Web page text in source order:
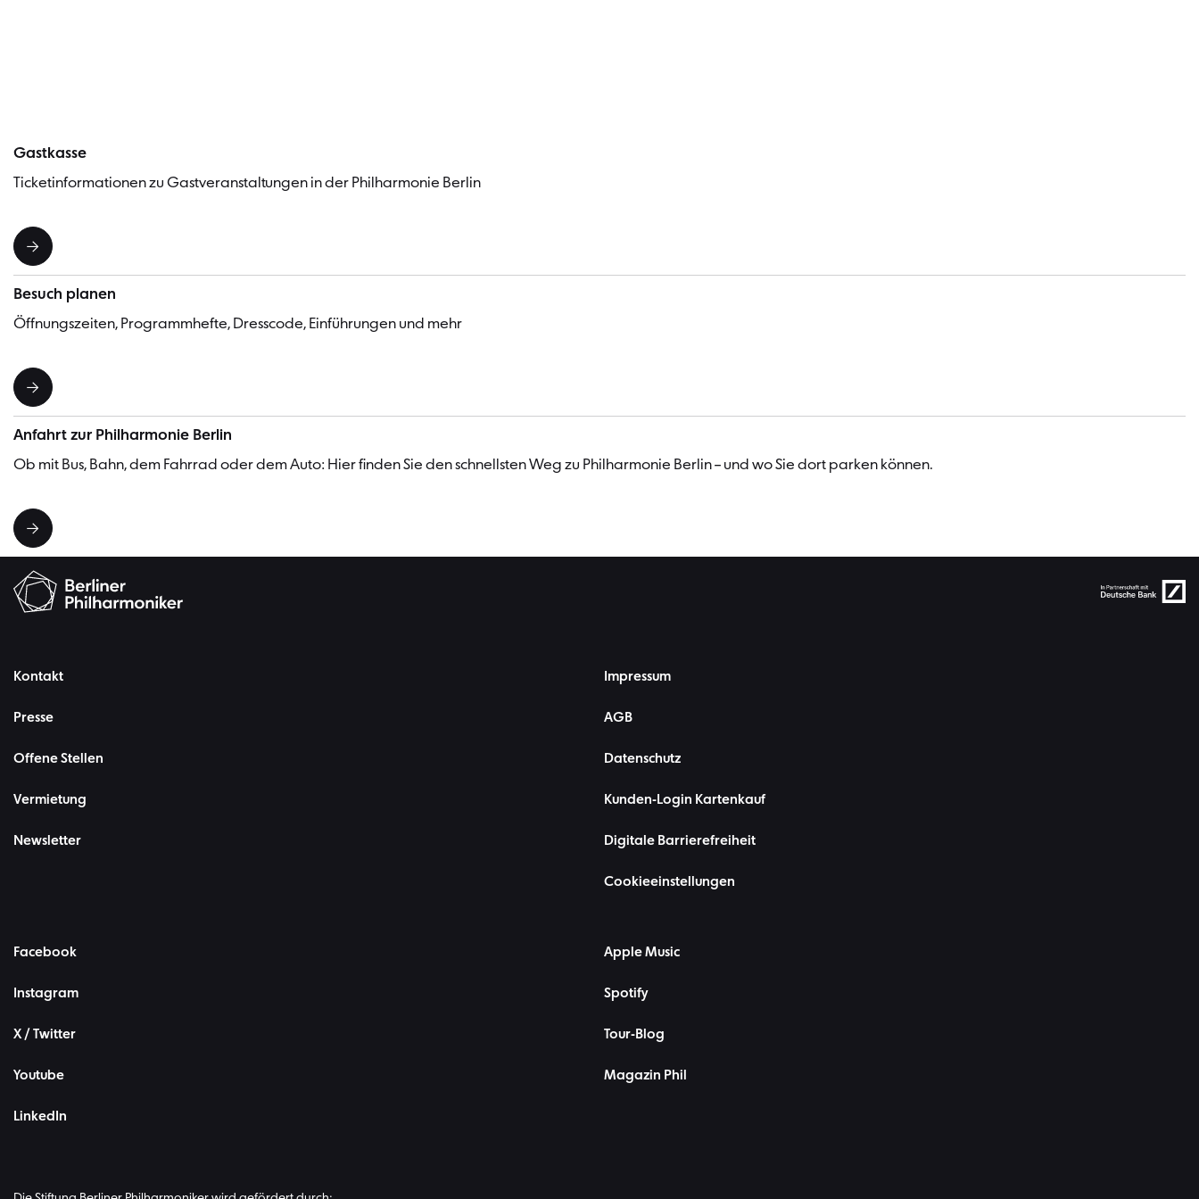
Gastkasse
Ticketinformationen zu Gastveranstaltungen in der Philharmonie Berlin
Besuch planen
Öffnungszeiten, Programmhefte, Dresscode, Einführungen und mehr
Anfahrt zur Philharmonie Berlin
Ob mit Bus, Bahn, dem Fahrrad oder dem Auto: Hier finden Sie den schnellsten Weg zu Philharmonie Berlin – und wo Sie dort parken können.
Kontakt
Presse
Offene Stellen
Vermietung
Newsletter
Impressum
AGB
Datenschutz
Kunden-Login Kartenkauf
Digitale Barrierefreiheit
Cookieeinstellungen
Facebook
Instagram
X / Twitter
Youtube
LinkedIn
Apple Music
Spotify
Tour-Blog
Magazin Phil